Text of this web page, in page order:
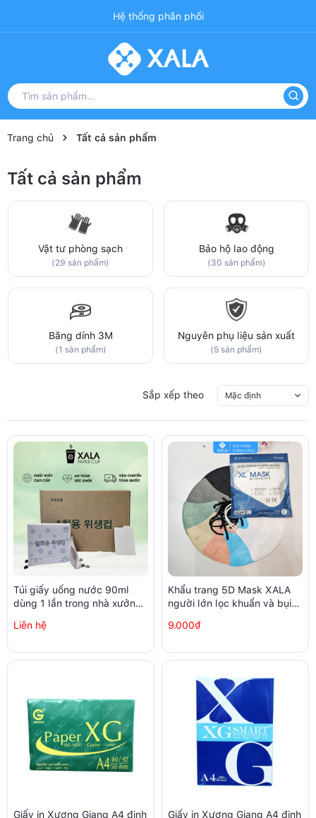
Hệ thống phân phối
Trang chủ Tất cả sản phẩm
Tất cả sản phẩm
Vật tư phòng sạch
(29 sản phẩm)
Bảo hộ lao động
(30 sản phẩm)
Băng dính 3M
(1 sản phẩm)
Nguyên phụ liệu sản xuất
(5 sản phẩm)
Sắp xếp theo Mặc định
Túi giấy uống nước 90ml
dùng 1 lần trong nhà xưởng,
hộp)
Liên hệ
Khẩu trang 5D Mask XALA
người lớn lọc khuẩn và bụi
9.000₫
Giấy in Xương Giang A4 định
Giấy in Xương Giang A4 định